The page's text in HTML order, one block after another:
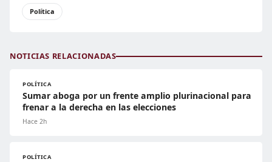
Política
NOTICIAS RELACIONADAS
POLÍTICA
Sumar aboga por un frente amplio plurinacional para
frenar a la derecha en las elecciones
Hace 2h
POLÍTICA